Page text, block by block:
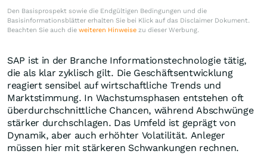
Den Basisprospekt sowie die Endgültigen Bedingungen und die
Basisinformationsblätter erhalten Sie bei Klick auf das Disclaimer Dokument.
Beachten Sie auch die weiteren Hinweise zu dieser Werbung.
SAP ist in der Branche Informationstechnologie tätig,
die als klar zyklisch gilt. Die Geschäftsentwicklung
reagiert sensibel auf wirtschaftliche Trends und
Marktstimmung. In Wachstumsphasen entstehen oft
überdurchschnittliche Chancen, während Abschwünge
stärker durchschlagen. Das Umfeld ist geprägt von
Dynamik, aber auch erhöhter Volatilität. Anleger
müssen hier mit stärkeren Schwankungen rechnen.